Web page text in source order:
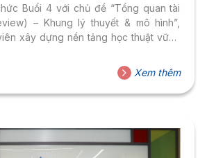
Buổi 4 với chủ đề “Tổng quan tài
– Khung lý thuyết & mô hình”,
xây dựng nền tảng học thuật vững
Xem thêm